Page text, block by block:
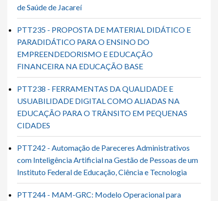
de Saúde de Jacareí
PTT235 - PROPOSTA DE MATERIAL DIDÁTICO E
PARADIDÁTICO PARA O ENSINO DO
EMPREENDEDORISMO E EDUCAÇÃO
FINANCEIRA NA EDUCAÇÃO BASE
PTT238 - FERRAMENTAS DA QUALIDADE E
USUABILIDADE DIGITAL COMO ALIADAS NA
EDUCAÇÃO PARA O TRÂNSITO EM PEQUENAS
CIDADES
PTT242 - Automação de Pareceres Administrativos
com Inteligência Artificial na Gestão de Pessoas de um
Instituto Federal de Educação, Ciência e Tecnologia
PTT244 - MAM-GRC: Modelo Operacional para